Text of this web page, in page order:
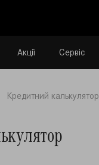
Акції Сервіс
Кредитний калькулятор